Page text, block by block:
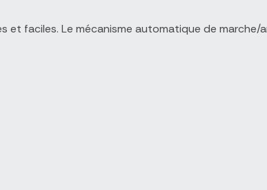
faciles. Le mécanisme automatique de marche/